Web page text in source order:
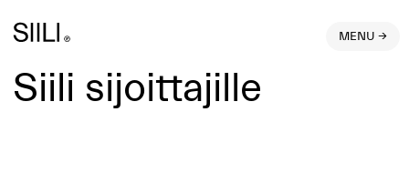
MENU →
Siili sijoittajille